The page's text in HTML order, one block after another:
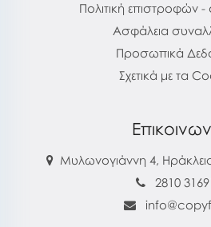
Πολιτική επιστροφών
Ασφάλεια
Προσωπικά
Σχετικά με τα
Μυλωνογιάννη 4,
2810